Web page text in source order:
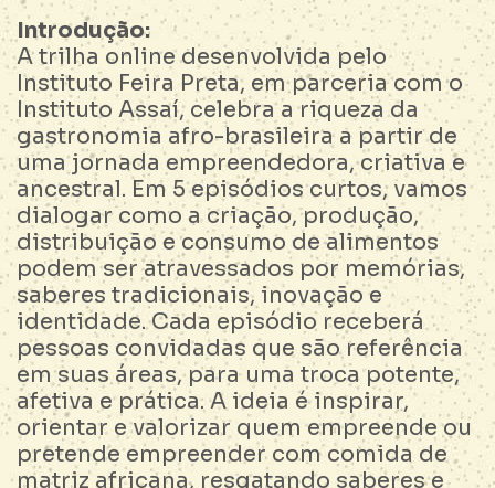
Introdução:
A trilha online desenvolvida pelo
Instituto Feira Preta, em parceria com o
Instituto Assaí, celebra a riqueza da
gastronomia afro-brasileira a partir de
uma jornada empreendedora, criativa e
ancestral. Em 5 episódios curtos, vamos
dialogar como a criação, produção,
distribuição e consumo de alimentos
podem ser atravessados por memórias,
saberes tradicionais, inovação e
identidade. Cada episódio receberá
pessoas convidadas que são referência
em suas áreas, para uma troca potente,
afetiva e prática. A ideia é inspirar,
orientar e valorizar quem empreende ou
pretende empreender com comida de
matriz africana, resgatando saberes e